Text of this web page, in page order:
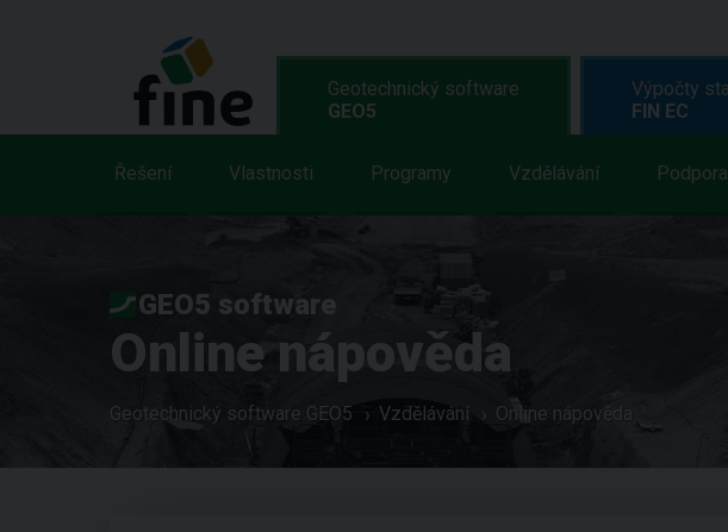
Geotechnický software
GEO5
Řešení Vlastnosti Programy Vzdělávání Podpora
Výpočty
FIN EC
GEO5 software
Online nápověda
Geotechnický software GEO5 Vzdělávání Online nápověda